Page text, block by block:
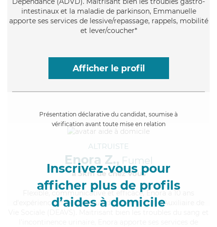
intestinaux et la maladie de parkinson, Emmanuelle
apporte ses services de lessive/repassage, rappels, mobilité
et lever/coucher*
Afficher le profil
Présentation déclarative du candidat, soumise à
vérification avant toute mise en relation
Inscrivez-vous pour
afficher plus de profils
d’aides à domicile
ALTRUISTE
Enora Z., Fumel
à 5km de chez Vous
, communicative et efficace, Enora a 10 ans
d'expérience et possède un diplôme d'État d'Auxiliaire de